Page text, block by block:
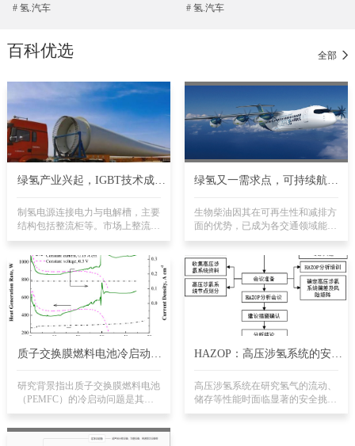
加注可在-35℃下运行300至500
# 氢.汽车
研氢能源汽车？氢能源汽车真正
# 氢.汽车
百科优选 全部
绿氢产业兴起，IGBT技术成制
制氢电源连接电力与电解槽，主要
结构包括整流柜等。市场上整流柜
技术有晶闸管和IGBT两种，前者
适用于大功率、技术成熟；后者在
电网兼容性好，但大功率技术发展
中。IGBT能降低谐波含量，随着
国产化加速，应用逐渐增多。多家
企业布局IGBT制氢电源，应对市
场需求。尽管成本高，但政府补贴
和技术进步将推动其发展。预计
IGBT将成为未来制氢电源的热点
技术趋势。
绿氢又一需求点，可持续航空
生物柴油因其在可再生性和减排方
面的优势，已成为各交通领域能源
转型的重要方向。与普通石化柴油
相比，生物柴油在燃料性能、润滑
性能和可再生性上更胜一筹，在燃
烧中能显著减少温室气体、硫和芳
烃等有毒物质的排放。随着生物柴
油制备技术逐渐成熟，并在能源安
全和可持续发展的驱动下受到广泛
质子交换膜燃料电池冷启动负
研究背景指出质子交换膜燃料电池
（PEMFC）的冷启动问题是其发
展的重要挑战，解决手段包括结构
优化、辅助启动和负载控制优化。
负载控制策略主要分为电流、电压
HAZOP：高压涉氢系统的安全
高压涉氢系统在研究氢气的流动、
储存等性能时面临显著的安全挑
战。危险与可操作性分析